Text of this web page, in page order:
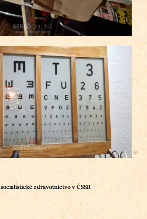
socialistické zdravotníctvo v ČSSR